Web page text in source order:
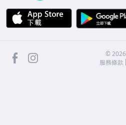
APP Store
facebook ©2026
服務條款